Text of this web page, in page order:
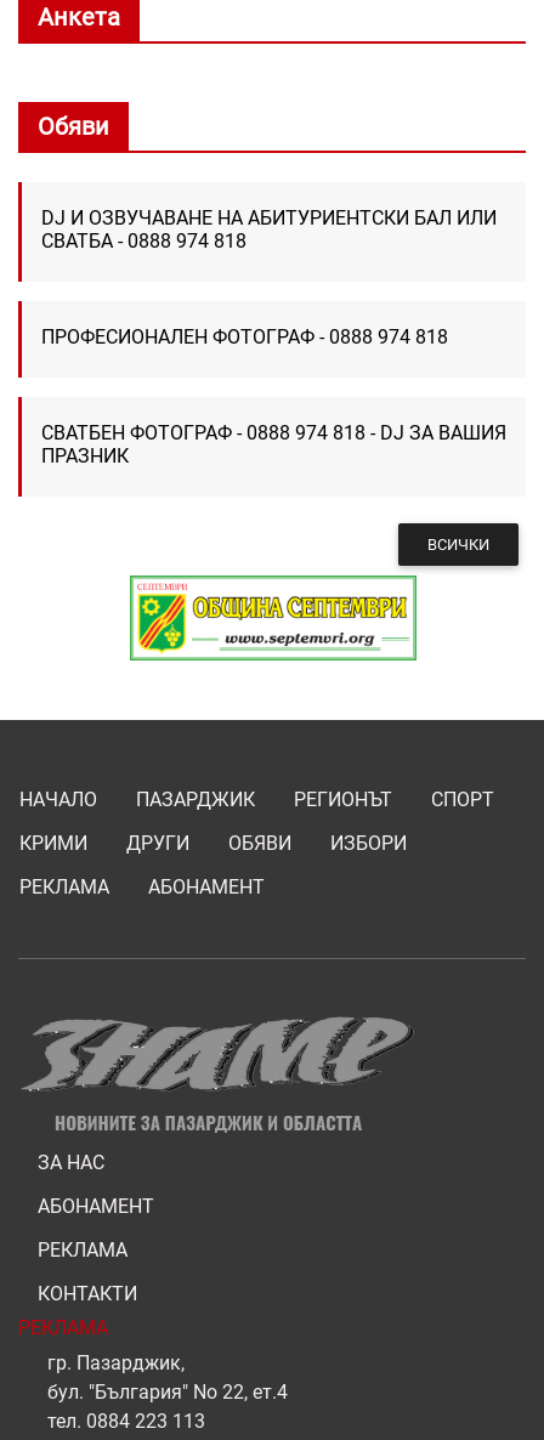
Анкета
Обяви
DJ И ОЗВУЧАВАНЕ НА АБИТУРИЕНТСКИ БАЛ ИЛИ
СВАТБА - 0888 974 818
ПРОФЕСИОНАЛЕН ФОТОГРАФ - 0888 974 818
СВАТБЕН ФОТОГРАФ - 0888 974 818 - DJ ЗА ВАШИЯ
ПРАЗНИК
ВСИЧКИ
НАЧАЛО ПАЗАРДЖИК РЕГИОНЪТ
СПОРТ
КРИМИ
ДРУГИ ОБЯВИ
ИЗБОРИ
РЕКЛАМА
АБОНАМЕНТ
ЗА НАС
АБОНАМЕНТ
РЕКЛАМА
КОНТАКТИ
РЕКЛАМА
гр. Пазарджик,
бул. "България" No 22, ет.4
тел. 0884 223 113